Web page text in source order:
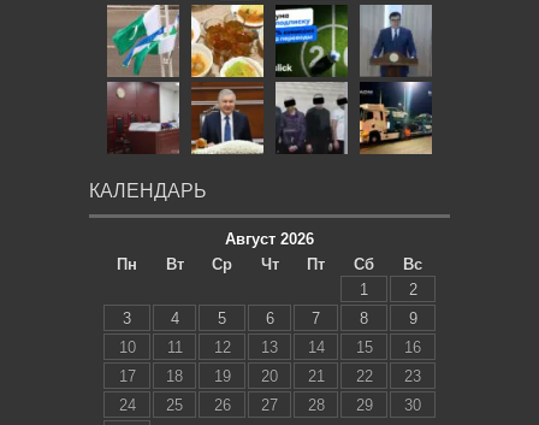
КАЛЕНДАРЬ
Август 2026
Пн
Вт Ср Чт Пт Сб
Вс
1
2
3
4 5 6 7 8
9
10
11 12 13 14 15
16
17
18 19 20 21 22
23
24
25 26 27 28 29
30